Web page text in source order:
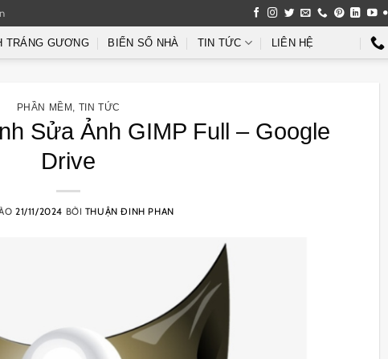
TRÁNG GƯƠNG BIỂN SỐ NHÀ TIN TỨC LIÊN HỆ
PHẦN MỀM TIN TỨC
Sửa Ảnh GIMP Full – Google
Drive
21/11/2024 BỞI THUẬN ĐINH PHAN